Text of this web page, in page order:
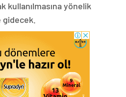
kullanılmasına yönelik